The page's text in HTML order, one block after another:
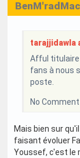
tarajjidawla
Afful titulaire
fans à nous
poste.
No Comment
Mais bien sur
faisant évoluer
Youssef, c'est le